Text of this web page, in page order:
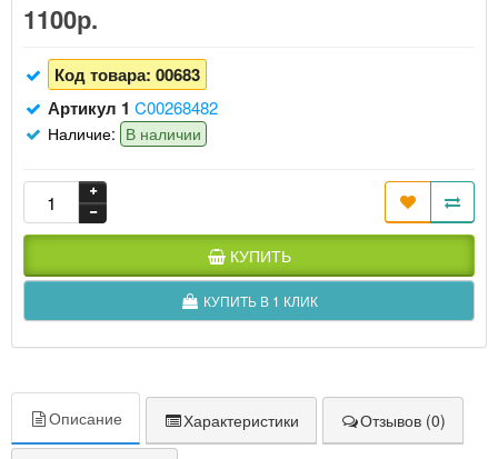
1100р.
Код товара: 00683
Артикул 1 C00268482
Наличие: В наличии
КУПИТЬ
КУПИТЬ В 1 КЛИК
Описание Характеристики Отзывов (0)